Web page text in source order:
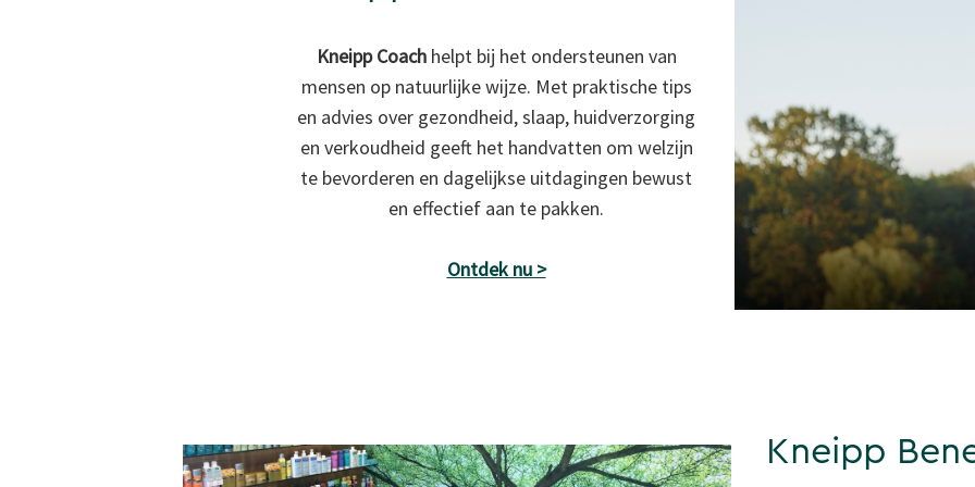
Kneipp Coachhelpt bij het ondersteunen van
mensen op natuurlijke wijze. Met praktische tips
en advies over gezondheid, slaap, huidverzorging
en verkoudheid geeft het handvatten om welzijn
te bevorderen en dagelijkse uitdagingen bewust
en effectief aan te pakken.
Ontdek nu >
Kneipp